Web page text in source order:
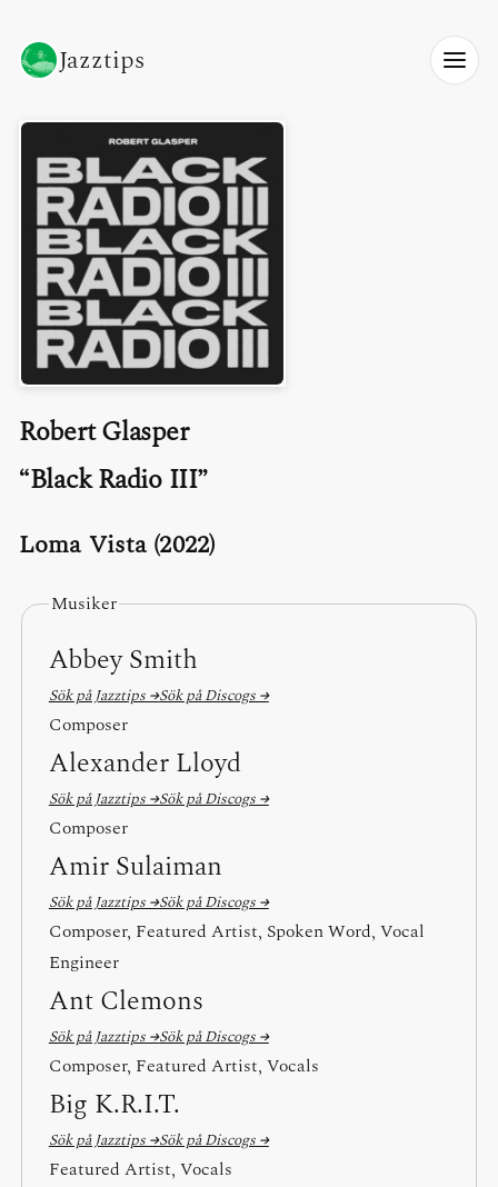
Jazztips
Robert Glasper
Black Radio III
Loma Vista (2022)
Musiker
Abbey Smith
Sök på Jazztips →Sök på Discogs →
Composer
Alexander Lloyd
Sök på Jazztips →Sök på Discogs →
Composer
Amir Sulaiman
Sök på Jazztips →Sök på Discogs →
Composer, Featured Artist, Spoken Word, Vocal
Engineer
Ant Clemons
Sök på Jazztips →Sök på Discogs →
Composer, Featured Artist, Vocals
Big K.R.I.T.
Sök på Jazztips →Sök på Discogs →
Featured Artist, Vocals